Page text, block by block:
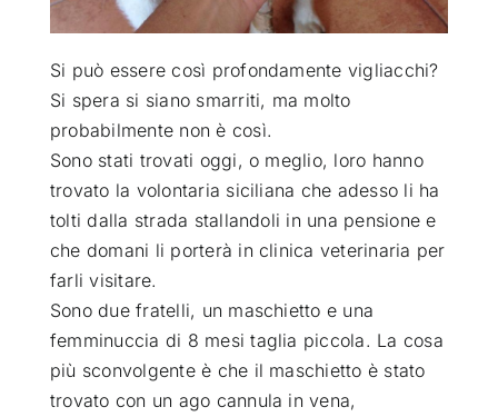
RUBRICHE
SEMPRE CON ME
Si può essere così profondamente vigliacchi?
Si spera si siano smarriti, ma molto
probabilmente non è così.
Sono stati trovati oggi, o meglio, loro hanno
trovato la volontaria siciliana che adesso li ha
tolti dalla strada stallandoli in una pensione e
che domani li porterà in clinica veterinaria per
farli visitare.
Sono due fratelli, un maschietto e una
femminuccia di 8 mesi taglia piccola. La cosa
più sconvolgente è che il maschietto è stato
trovato con un ago cannula in vena,